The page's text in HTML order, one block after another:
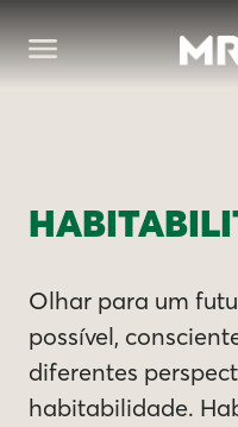
Olhar para um
possível,
diferentes
habitabilidade.